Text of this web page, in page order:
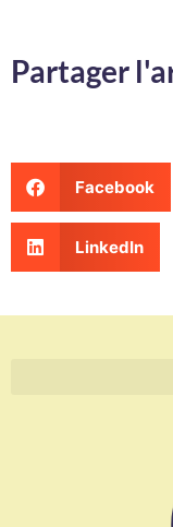
Partager
Facebook
LinkedIn